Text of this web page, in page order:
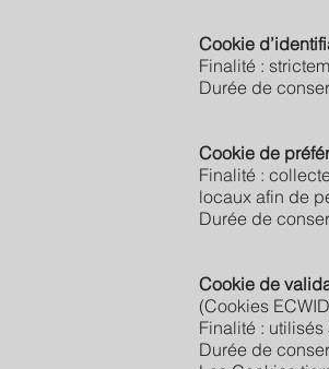
Cookie
Finalité :
Durée de
Cookie de
Finalité :
locaux afin de
Durée de
Cookie de
(Cookies
Finalité :
Durée de